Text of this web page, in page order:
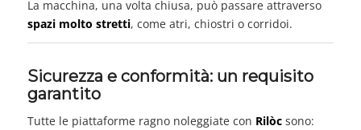
La macchina, una volta chiusa, può passare attraverso
spazi molto stretti, come atri, chiostri o corridoi.
Sicurezza e conformità: un requisito
garantito
Tutte le piattaforme ragno noleggiate con Rilòcsono: